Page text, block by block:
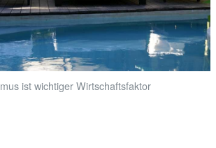
ist wichtiger Wirtschaftsfaktor